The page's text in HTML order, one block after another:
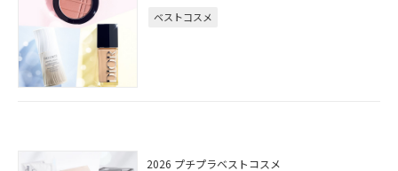
ベストコスメ
2026 プチプラベストコスメ